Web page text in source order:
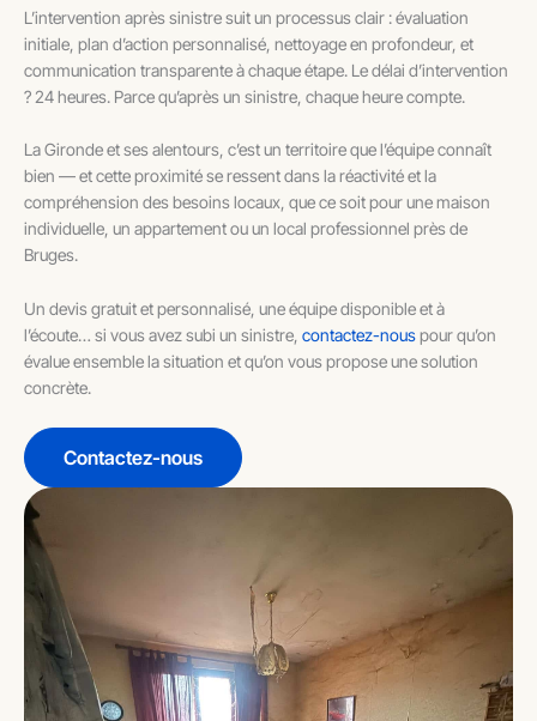
L’intervention après sinistre suit un processus clair : évaluation
initiale, plan d’action personnalisé, nettoyage en profondeur, et
communication transparente à chaque étape. Le délai d’intervention
? 24 heures. Parce qu’après un sinistre, chaque heure compte.
La Gironde et ses alentours, c’est un territoire que l’équipe connaît
bien — et cette proximité se ressent dans la réactivité et la
compréhension des besoins locaux, que ce soit pour une maison
individuelle, un appartement ou un local professionnel près de
Bruges.
Un devis gratuit et personnalisé, une équipe disponible et à
l’écoute… si vous avez subi un sinistre, contactez-nouspour qu’on
évalue ensemble la situation et qu’on vous propose une solution
concrète.
Contactez-nous